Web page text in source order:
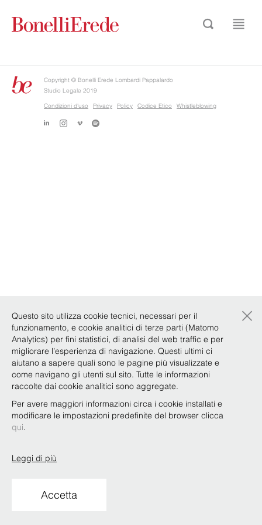
Copyright © Bonelli Erede Lombardi Pappalardo
Studio Legale 2019
Condizioni d'uso
Privacy Policy Codice Etico Whistleblowing
Questo sito utilizza cookie tecnici, necessari per il
funzionamento, e cookie analitici di terze parti (Matomo
Analytics) per fini statistici, di analisi del web traffic e per
migliorare l’esperienza di navigazione. Questi ultimi ci
aiutano a sapere quali sono le pagine più visualizzate e
come navigano gli utenti sul sito. Tutte le informazioni
raccolte dai cookie analitici sono aggregate.
Per avere maggiori informazioni circa i cookie installati e
modificare le impostazioni predefinite del browser clicca
qui.
Leggi di più
Accetta
×